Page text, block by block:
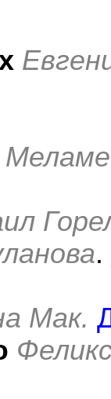
.
Мак.